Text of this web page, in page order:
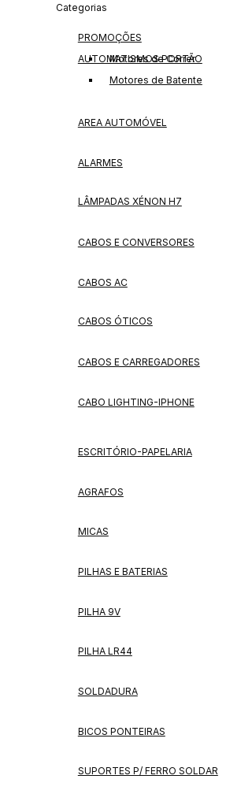
Categorias
PROMOÇÕES
AUTOMATISMOS PORTÃO
Motores de Correr
Motores de Batente
AREA AUTOMÓVEL
ALARMES
LÂMPADAS XÉNON H7
CABOS E CONVERSORES
CABOS AC
CABOS ÓTICOS
CABOS E CARREGADORES
CABO LIGHTING-IPHONE
ESCRITÓRIO-PAPELARIA
AGRAFOS
MICAS
PILHAS E BATERIAS
PILHA 9V
PILHA LR44
SOLDADURA
BICOS PONTEIRAS
SUPORTES P/ FERRO SOLDAR